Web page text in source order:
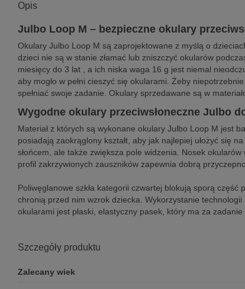
Opis
Julbo Loop M – bezpieczne okulary
Okulary Julbo Loop M są zaprojektowane z myślą o
dzieci nie są w stanie złamać lub zniszczyć okularów
miesięcy do 3 lat , a ich niska waga 16 g jest niemal
aby mogło w pełni cieszyć się okularami. Żeby
spełniać swoje zadanie. Okulary sprzedawane są w
Wygodne okulary przeciwsłoneczne Julbo
Materiał z których są wykonane okulary Julbo Loop M jest
posiadają zaokrąglony kształt, aby jak najlepiej ułożyć się
słońcem, ale także zwiększa pole widzenia. Nosek
profil zakrzywionych zauszników zapewnia dobrą
Poliwęglanowe szkła kategorii czwartej blokują sporą
chronią przed nim wzrok dziecka. Wykorzystanie technologii
okularami jest płaski, elastyczny pasek, który ma za
Szczegóły produktu
Zalecany wiek